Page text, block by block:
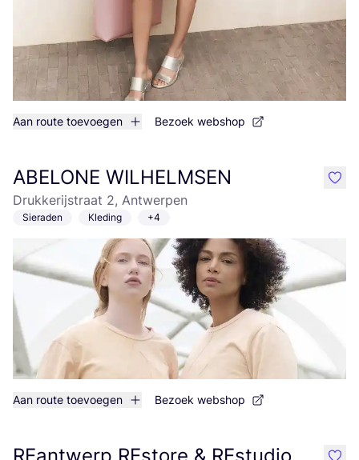
Aan route toevoegen Bezoek webshop
ABELONE WILHELMSEN
Drukkerijstraat 2, Antwerpen
Sieraden Kleding +4
Aan route toevoegen Bezoek webshop
like